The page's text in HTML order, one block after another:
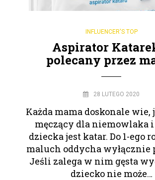
INFLUENCER'S TOP
Aspirator
polecany przez
28 LUTEGO 2020
Każda mama doskonale wie,
męczący dla niemowlaka i
dziecka jest katar. Do 1-ego
maluch oddycha wyłącznie
Jeśli zalega w nim gęsta
dziecko nie może…